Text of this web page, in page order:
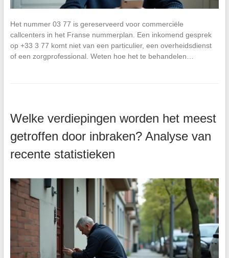
Het nummer 03 77 is gereserveerd voor commerciële
callcenters in het Franse nummerplan. Een inkomend gesprek
op +33 3 77 komt niet van een particulier, een overheidsdienst
of een zorgprofessional. Weten hoe het te behandelen…
Welke verdiepingen worden het meest
getroffen door inbraken? Analyse van
recente statistieken